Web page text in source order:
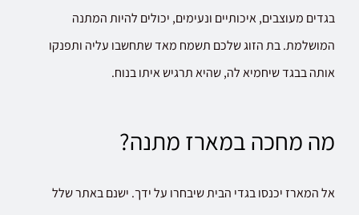
בגדים מעוצבים, איכותיים ונעימים, יכולים להיות המתנה
המושלמת. בת הזוג שלכם תשמח מאד שתחשבו עליה ותפנקו
אותה בבגד שיחמיא לה, שהיא תרגיש איתו בנוח.
מה מחכה במארז מתנה?
אל המארז יכנסו בגדי הבית שיבחרו על ידך. ישנם באתר שלל